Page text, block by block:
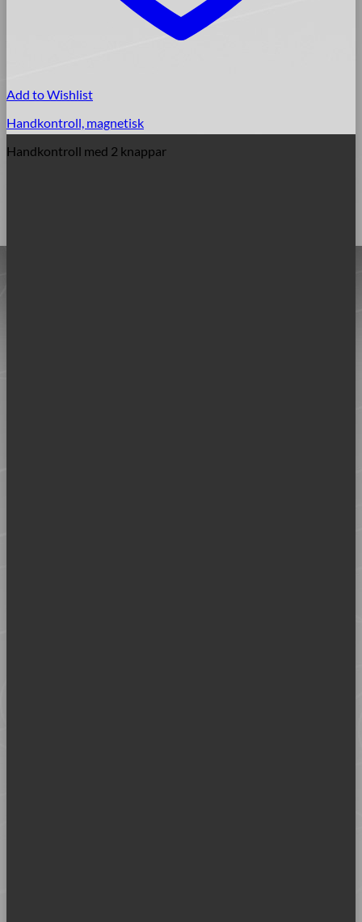
Add to Wishlist
Handkontroll, magnetisk
Handkontroll med 2 knappar